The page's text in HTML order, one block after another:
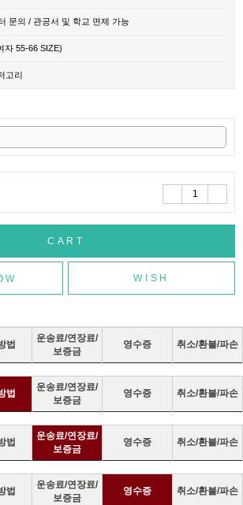
문의 / 관공서 및 학교 면제 가능
자 55-66 SIZE)
고리
WISH
법
운송료/연장료/
보증금
영수증 취소/환불/파손
법
운송료/연장료/
보증금
영수증 취소/환불/파손
법
운송료/연장료/
보증금
영수증 취소/환불/파손
법
운송료/연장료/
보증금
영수증 취소/환불/파손